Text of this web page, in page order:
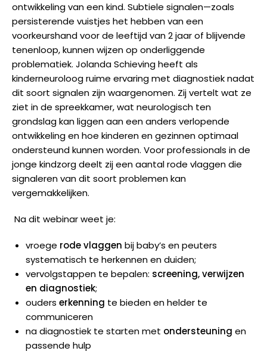
ontwikkeling van een kind. Subtiele signalen—zoals
persisterende vuistjes het hebben van een
voorkeurshand voor de leeftijd van 2 jaar of blijvende
tenenloop, kunnen wijzen op onderliggende
problematiek. Jolanda Schieving heeft als
kinderneuroloog ruime ervaring met diagnostiek nadat
dit soort signalen zijn waargenomen. Zij vertelt wat ze
ziet in de spreekkamer, wat neurologisch ten
grondslag kan liggen aan een anders verlopende
ontwikkeling en hoe kinderen en gezinnen optimaal
ondersteund kunnen worden. Voor professionals in de
jonge kindzorg deelt zij een aantal rode vlaggen die
signaleren van dit soort problemen kan
vergemakkelijken.
Na dit webinar weet je:
vroege rode vlaggen bij baby’s en peuters
systematisch te herkennen en duiden;
vervolgstappen te bepalen: screening, verwijzen
en diagnostiek;
ouders erkenning te bieden en helder te
communiceren
na diagnostiek te starten met ondersteuning en
passende hulp